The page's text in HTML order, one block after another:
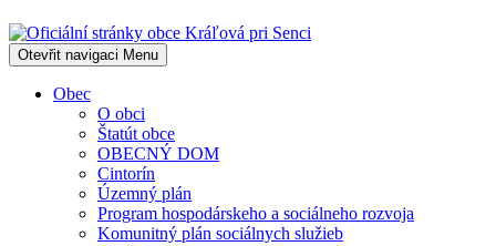
Otevřit navigaci Menu
Obec
O obci
Štatút obce
OBECNÝ DOM
Cintorín
Územný plán
Program hospodárskeho a sociálneho rozvoja
Komunitný plán sociálnych služieb